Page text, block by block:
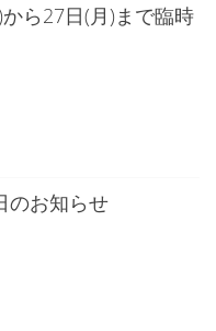
ら27日(月)まで臨時
のお知らせ